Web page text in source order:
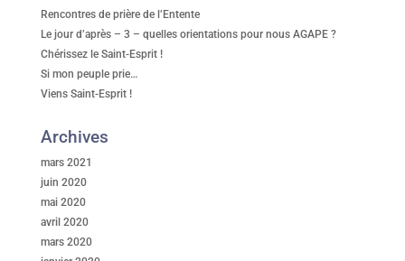
Rencontres de prière de l’Entente
Le jour d’après – 3 – quelles orientations pour nous AGAPE ?
Chérissez le Saint-Esprit !
Si mon peuple prie…
Viens Saint-Esprit !
Archives
mars 2021
juin 2020
mai 2020
avril 2020
mars 2020